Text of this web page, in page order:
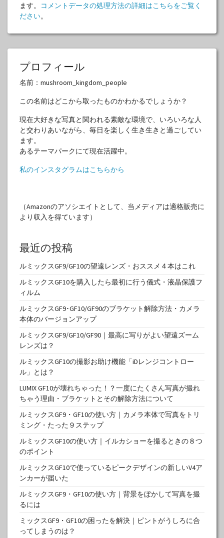
ます。
コメントデータの処理方法の詳細はこちらをご覧く
ださい。
プロフィール
名前：mushroom_kingdom_people
この名前はどこから取ったものかわかるでしょうか？
現在大好きな写真と関われる素敵な環境で、いろいろな人
と交わりあいながら、毎日を楽しく生き生きと過ごしてい
ます。
あるテーマパークにて現在活躍中。
私のインスタグラムはこちらから
（Amazonのアソシエイトとして、当メディアは適格販売に
より収入を得ています）
最近の投稿
ルミックスGF9/GF10の望遠レンズ・おススメ４本はこれ
ルミックスGF10を購入したら最初に行う儀式・液晶保護フ
ィルム
ルミックスGF9･GF10/GF90のブラケット解除方法・カメラ
本体のバージョンアップ
ルミックスGF9/GF10/GF90｜最高に写りがよい望遠ズーム
レンズは？
ルミックスGF10の撮影お助け機能「iDレンジコントロー
ル」とは？
LUMIX GF10が壊れちゃった！？一度にたくさん写真が撮れ
ちゃう理由・ブラケットとその解除方法について
ルミックスGF9・GF10の使い方｜カメラ本体で写真をトリ
ミング・たった９ステップ
ルミックスGF10の使い方｜イルカショーを撮るときの８つ
のポイント
ルミックスGF10で使っているピークデザインの新しいV4ア
ンカーが届いた
ルミックスGF9・GF10の使い方｜背景をぼかして写真を撮
るには
ミックスGF9・GF10の困ったを解決｜ピントがうしろに合
ってしまうのは？